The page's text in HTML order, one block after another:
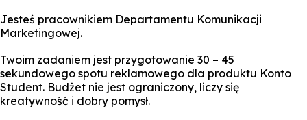
Zapisz się na studia
Jesteś pracownikiem Departamentu Komunikacji
Marketingowej.
Twoim zadaniem jest przygotowanie 30 – 45
sekundowego spotu reklamowego dla produktu Konto
Student. Budżet nie jest ograniczony, liczy się
kreatywność i dobry pomysł.